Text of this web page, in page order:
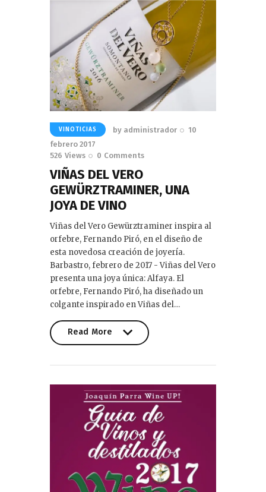
VINOTICIAS by administrador
10
febrero 2017
526 Views 0 Comments
VIÑAS DEL VERO
GEWÜRZTRAMINER, UNA
JOYA DE VINO
Viñas del Vero Gewürztraminer inspira al
orfebre, Fernando Piró, en el diseño de
esta novedosa creación de joyería.
Barbastro, febrero de 2017 - Viñas del Vero
presenta una joya única: Alfaya. El
orfebre, Fernando Piró, ha diseñado un
colgante inspirado en Viñas del…
Read More